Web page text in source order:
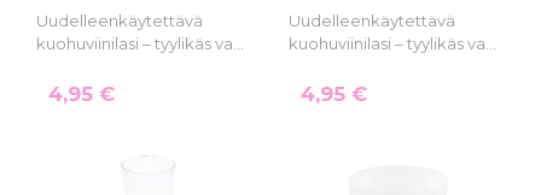
Uudelleenkäytettävä
kuohuviinilasi – tyylikäs va…
4,95 €
Uudelleenkäytettävä
kuohuviinilasi – tyylikäs va…
4,95 €